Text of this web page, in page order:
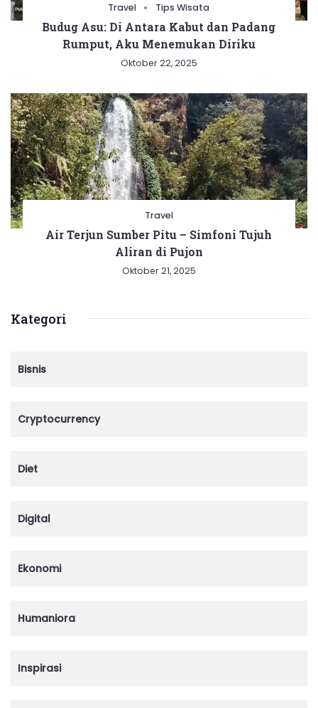
Travel Tips Wisata
Budug Asu: Di Antara Kabut dan Padang
Rumput, Aku Menemukan Diriku
Oktober 22, 2025
Travel
Air Terjun Sumber Pitu – Simfoni Tujuh
Aliran di Pujon
Oktober 21, 2025
Kategori
Bisnis
Cryptocurrency
Diet
Digital
Ekonomi
Humaniora
Inspirasi